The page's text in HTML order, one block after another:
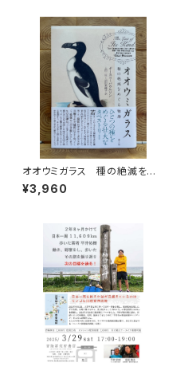
オオウミガラス 種の絶滅をめ
ぐる物語
¥3,960